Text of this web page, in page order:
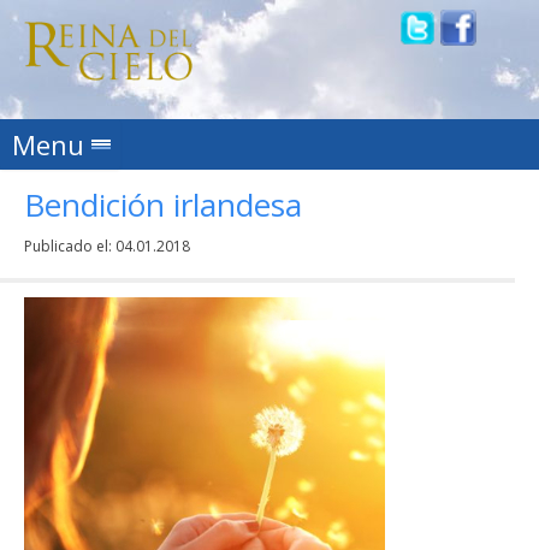
Menu Skip to content
Bendición irlandesa
Publicado el: 04.01.2018